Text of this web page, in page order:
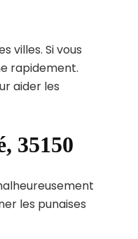
villes. Si vous
rapidement.
aider les
35150
les punaises